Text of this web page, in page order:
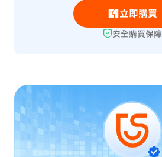
立即購買
安全購買保障